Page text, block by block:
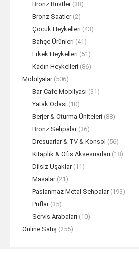
Bronz Büstler (38)
Bronz Saatler (2)
Çocuk Heykelleri (43)
Bahçe Ürünleri (41)
Erkek Heykelleri (51)
Kadın Heykelleri (86)
Mobilyalar (506)
Bar-Cafe Mobilyası (31)
Yatak Odası (10)
Berjer & Oturma Üniteleri (88)
Bronz Sehpalar (36)
Dresuarlar & TV & Konsol (56)
Kitaplık & Ofis Aksesuarları (18)
Dilsiz Uşaklar (11)
Masalar (21)
Paslanmaz Metal Sehpalar (193)
Puflar (35)
Servis Arabaları (10)
Online Satış (255)